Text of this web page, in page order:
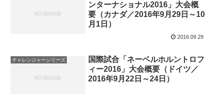
ンターナショナル2016」大会概
要（カナダ／2016年9月29日～10
月1日）
2016.09.29
チャレンジャーシリーズ
国際試合「ネーベルホルントロフ
ィー2016」大会概要（ドイツ／
2016年9月22日～24日）